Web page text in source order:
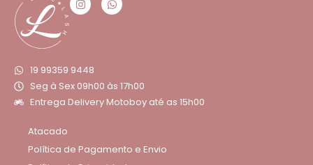
19 99359 9448
Seg à Sex 09h00 às 17h00
Entrega Delivery Motoboy até as 15h00
Atacado
Política de Pagamento e Envio